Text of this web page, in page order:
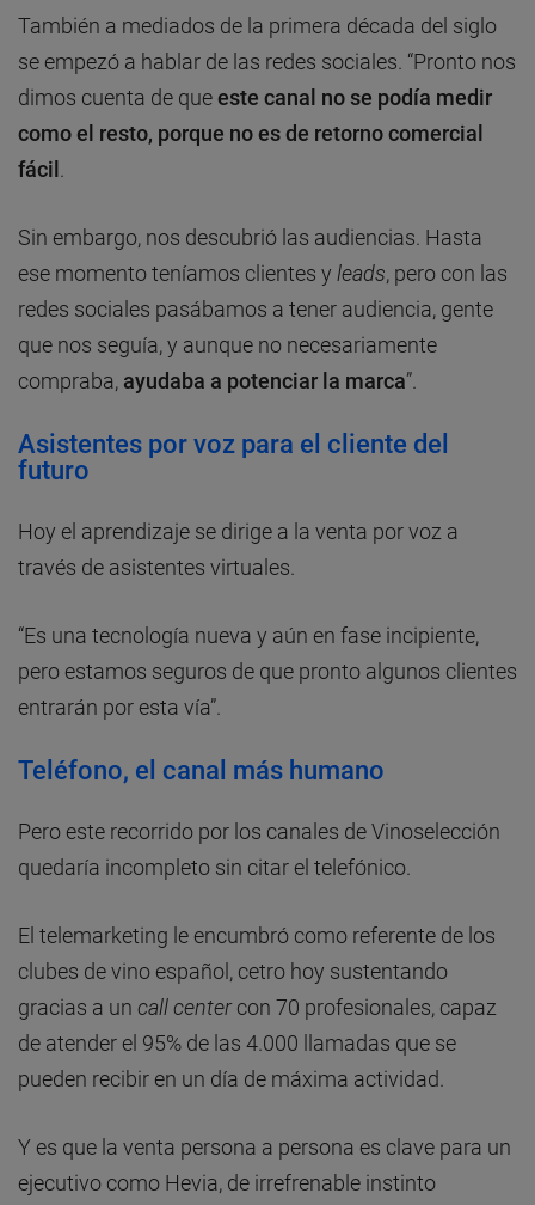
También a mediados de la primera década del siglo
se empezó a hablar de las redes sociales. “Pronto nos
dimos cuenta de queeste canal no se podía medir
como el resto, porque no es de retorno comercial
fácil .
Sin embargo, nos descubrió las audiencias. Hasta
ese momento teníamos clientes y leads, pero con las
redes sociales pasábamos a tener audiencia, gente
que nos seguía, y aunque no necesariamente
compraba, ayudaba a potenciar la marca”.
Asistentes por voz para el cliente del
futuro
Hoy el aprendizaje se dirige a la venta por voz a
través de asistentes virtuales.
“Es una tecnología nueva y aún en fase incipiente,
pero estamos seguros de que pronto algunos clientes
entrarán por esta vía”.
Teléfono, el canal más humano
Pero este recorrido por los canales de Vinoselección
quedaría incompleto sin citar el telefónico.
El telemarketing le encumbró como referente de los
clubes de vino español, cetro hoy sustentando
gracias a un call centercon 70 profesionales, capaz
de atender el 95% de las 4.000 llamadas que se
pueden recibir en un día de máxima actividad.
Y es que la venta persona a persona es clave para un
ejecutivo como Hevia, de irrefrenable instinto